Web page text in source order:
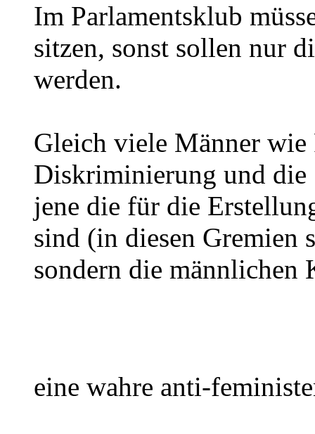
Im Parlamentsklub
sitzen, sonst sollen nur
werden.
Gleich viele Männer wie
Diskriminierung und die
jene die für die
sind (in diesen Gremien
sondern die männlichen
eine wahre anti-